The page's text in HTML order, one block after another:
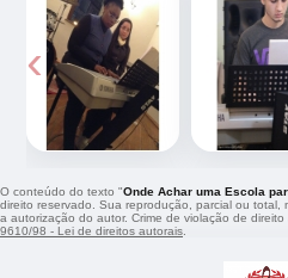
‹
O conteúdo do texto "Onde Achar uma Escola
direito reservado. Sua reprodução, parcial ou total,
a autorização do autor. Crime de violação de
9610/98 - Lei de direitos autorais